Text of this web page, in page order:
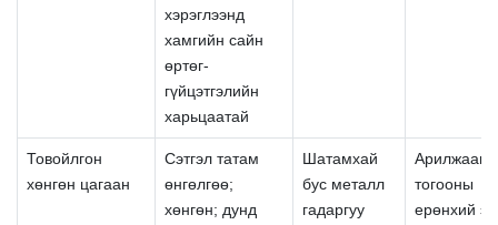
хэрэглээнд
хамгийн сайн
өртөг-
гүйцэтгэлийн
харьцаатай
Товойлгон
хөнгөн цагаан
Сэтгэл татам
өнгөлгөө;
хөнгөн; дунд
Шатамхай
бус металл
гадаргуу
тогооны
ерөнхий